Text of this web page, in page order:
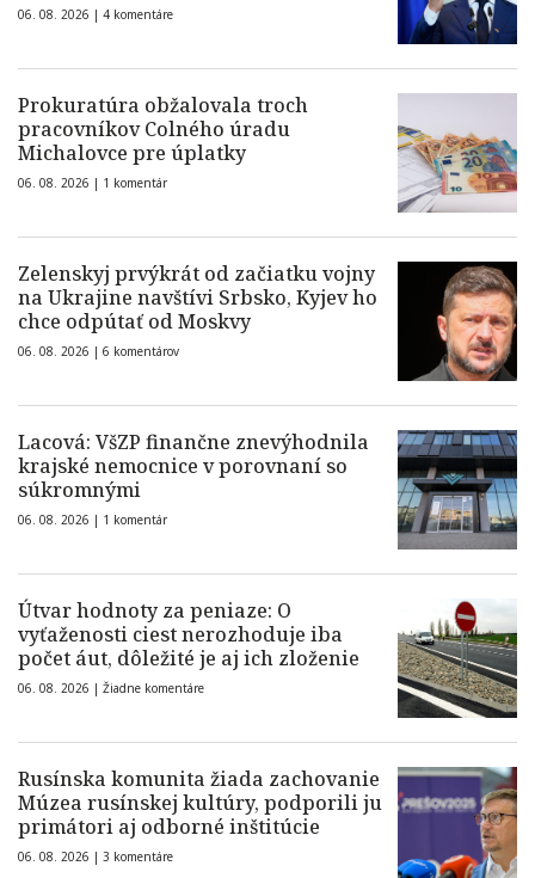
06. 08. 2026 | 4 komentáre
Prokuratúra obžalovala troch
pracovníkov Colného úradu
Michalovce pre úplatky
06. 08. 2026 | 1 komentár
Zelenskyj prvýkrát od začiatku vojny
na Ukrajine navštívi Srbsko, Kyjev ho
chce odpútať od Moskvy
06. 08. 2026 | 6 komentárov
Lacová: VšZP finančne znevýhodnila
krajské nemocnice v porovnaní so
súkromnými
06. 08. 2026 | 1 komentár
Útvar hodnoty za peniaze: O
vyťaženosti ciest nerozhoduje iba
počet áut, dôležité je aj ich zloženie
06. 08. 2026 | Žiadne komentáre
Rusínska komunita žiada zachovanie
Múzea rusínskej kultúry, podporili ju
primátori aj odborné inštitúcie
06. 08. 2026 | 3 komentáre